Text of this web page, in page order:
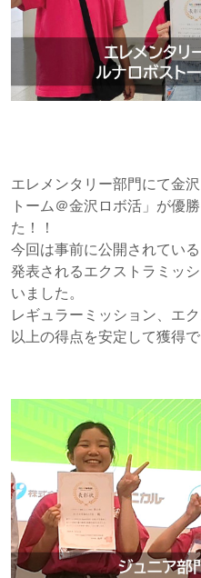
エレメンタリー部門にて金
トーム＠金沢ロボ活」が優
た！！
今回は事前に公開されてい
発表されるエクストラミッ
いました。
レギュラーミッション、エ
以上の得点を安定して獲得